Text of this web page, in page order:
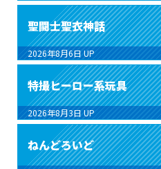
聖闘士聖衣神話
2026年8月6日 UP
特撮ヒーロー系玩具
2026年8月3日 UP
ねんどろいど